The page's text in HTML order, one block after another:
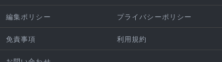
編集ポリシー プライバシーポリシー
免責事項 利用規約